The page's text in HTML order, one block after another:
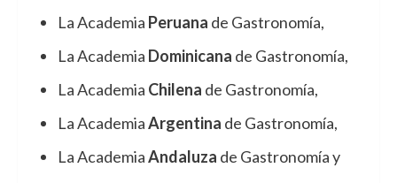
La Academia Peruana de Gastronomía,
La Academia Dominicana de Gastronomía,
La Academia Chilena de Gastronomía,
La AcademiaArgentina de Gastronomía,
La AcademiaAndaluza de Gastronomía y